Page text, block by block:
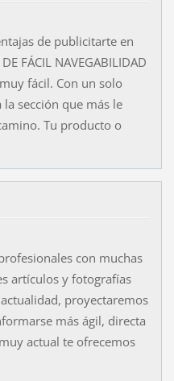
de publicitarte en
FÁCIL NAVEGABILIDAD
fácil. Con un solo
sección que más le
Tu producto o
con muchas
artículos y fotografías
proyectaremos
más ágil, directa
actual te ofrecemos